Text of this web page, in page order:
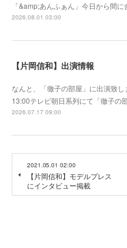
「&amp;あんふぁん」今日から間
2026.08.01 03:00
【片岡信和】出演情報
なんと、「徹子の部屋」に出演致
13:00テレビ朝日系列にて「徹子の
2026.07.17 09:00
2021.05.01 02:00
【片岡信和】モデルプレス
にインタビュー掲載